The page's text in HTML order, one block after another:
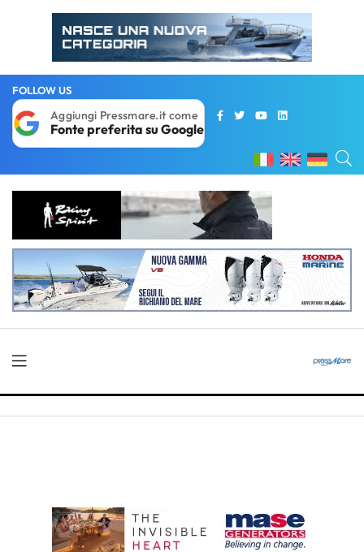
FOLLOW US
Aggiungi Pressmare.it come
Fonte preferita su Google